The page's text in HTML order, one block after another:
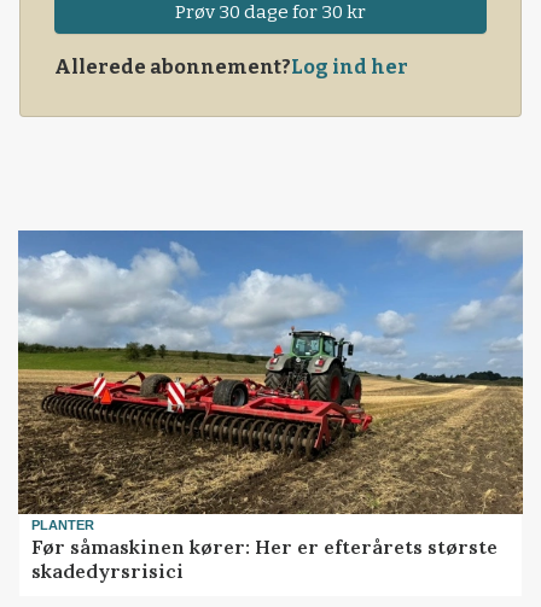
Prøv 30 dage for 30 kr
Allerede abonnement?Log ind her
PLANTER
Før såmaskinen kører: Her er efterårets største
skadedyrsrisici